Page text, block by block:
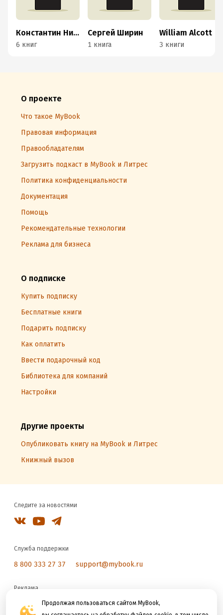
Продолжая пользоваться сайтом MyBook,
Константин Нивников
6 книг
Сергей Ширин
1 книга
William Alcott
3 книги
О проекте
Что такое MyBook
Правовая информация
Правообладателям
Загрузить подкаст в MyBook и Литрес
Политика конфиденциальности
Документация
Помощь
Рекомендательные технологии
Реклама для бизнеса
О подписке
Купить подписку
Бесплатные книги
Подарить подписку
Как оплатить
Ввести подарочный код
Библиотека для компаний
Настройки
Другие проекты
Опубликовать книгу на MyBook и Литрес
Книжный вызов
Следите за новостями
Служба поддержки
8 800 333 27 37 support@mybook.ru
Реклама
reklama@litres.ru